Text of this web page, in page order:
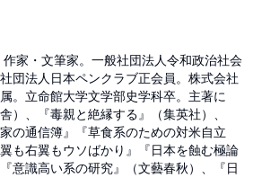
家・文筆家。一般社団法人令和政治社会
団法人日本ペンクラブ正会員。株式会社
。立命館大学文学部史学科卒。主著に
）、『毒親と絶縁する』（集英社）、
の通信簿』『草食系のための対米自立
も右翼もウソばかり』『日本を蝕む極論
意識高い系の研究』（文藝春秋）、『日